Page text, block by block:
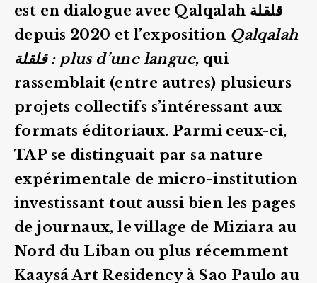
est en dialogue avec Qalqalah قلقلة
depuis 2020 et l’exposition Qalqalah
قلقلة : plus d’une langue, qui
rassemblait (entre autres) plusieurs
projets collectifs s’intéressant aux
formats éditoriaux. Parmi ceux-ci,
TAP se distinguait par sa nature
expérimentale de micro-institution
investissant tout aussi bien les pages
de journaux, le village de Miziara au
Nord du Liban ou plus récemment
Kaaysá Art Residency à Sao Paulo au